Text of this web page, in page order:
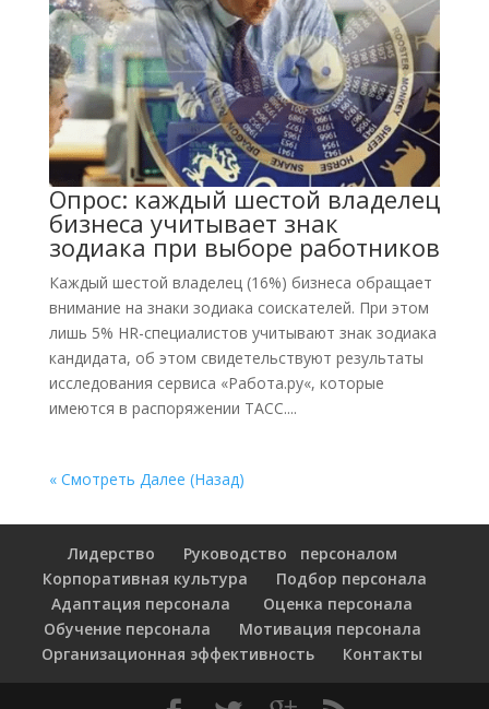
Опрос: каждый шестой владелец
бизнеса учитывает знак
зодиака при выборе работников
Каждый шестой владелец (16%) бизнеса обращает
внимание на знаки зодиака соискателей. При этом
лишь 5% HR-специалистов учитывают знак зодиака
кандидата, об этом свидетельствуют результаты
исследования сервиса «Работа.ру«, которые
имеются в распоряжении ТАСС....
« Смотреть Далее (Назад)
Лидерство
Руководство персоналом
Корпоративная культура
Подбор персонала
Адаптация персонала
Оценка персонала
Обучение персонала
Мотивация персонала
Организационная эффективность
Контакты